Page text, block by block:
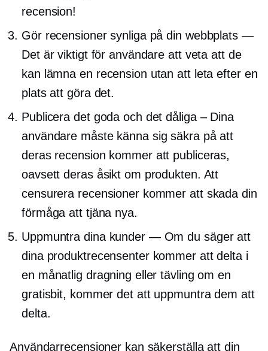
recension!
Gör recensioner synliga på din webbplats —
Det är viktigt för användare att veta att de
kan lämna en recension utan att leta efter en
plats att göra det.
Publicera det goda och det dåliga – Dina
användare måste känna sig säkra på att
deras recension kommer att publiceras,
oavsett deras åsikt om produkten. Att
censurera recensioner kommer att skada din
förmåga att tjäna nya.
Uppmuntra dina kunder — Om du säger att
dina produktrecensenter kommer att delta i
en månatlig dragning eller tävling om en
gratisbit, kommer det att uppmuntra dem att
delta.
Användarrecensioner kan säkerställa att din